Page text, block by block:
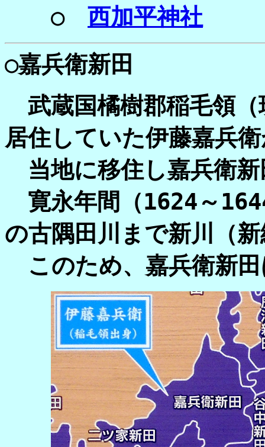
○ 西加平神社
○嘉兵衛新田
武蔵国橘樹郡稲毛領（
居住していた伊藤嘉兵
当地に移住し嘉兵衛
寛永年間（1624～
の古隅田川まで新川（
このため、嘉兵衛新